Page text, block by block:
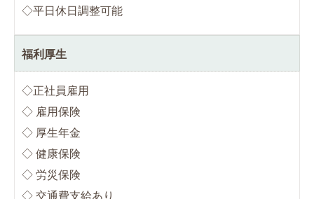
◇平日休日調整可能
福利厚生
◇正社員雇用
◇ 雇用保険
◇ 厚生年金
◇ 健康保険
◇ 労災保険
◇ 交通費支給あり